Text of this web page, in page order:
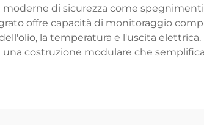
di sicurezza come
offre capacità di monitoraggio
la temperatura e l'uscita
costruzione modulare che